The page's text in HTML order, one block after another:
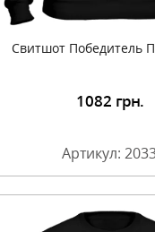
Свитшот Победитель
1082 грн.
Артикул:
Подробнее